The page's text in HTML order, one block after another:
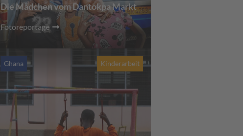
Die Mädchen vom Dantokpa Markt
Fotoreportage
Ghana Kinderarbeit